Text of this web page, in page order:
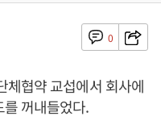
0
체협약 교섭에서 회사에
꺼내들었다.